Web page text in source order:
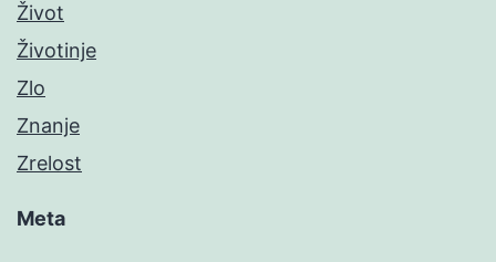
Život
Životinje
Zlo
Znanje
Zrelost
Meta